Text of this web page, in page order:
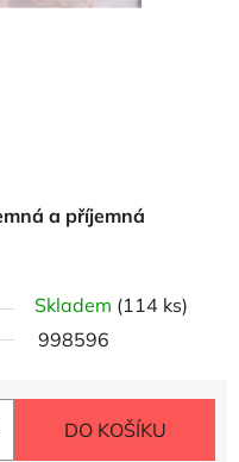
a příjemná
Skladem (114 ks)
998596
DO KOŠÍKU